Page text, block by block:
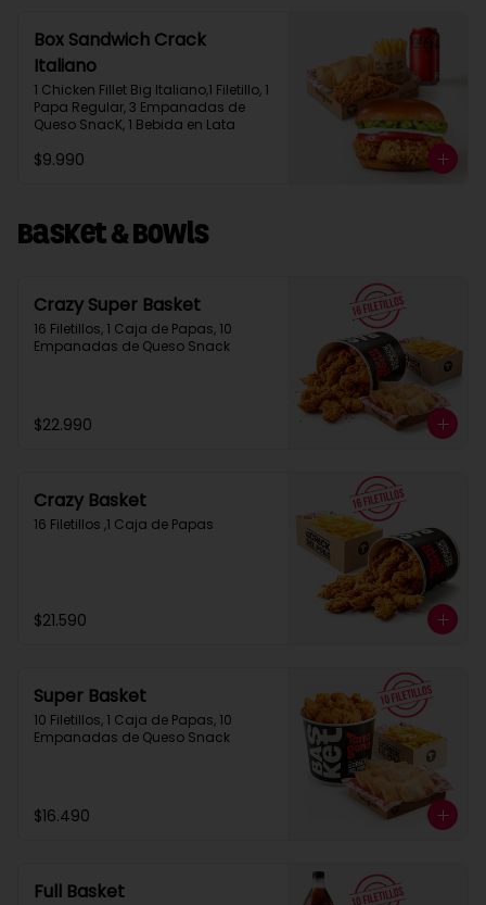
Box Sandwich Crack
Italiano
1 Chicken Fillet Big Italiano,1 Filetillo, 1
Papa Regular, 3 Empanadas de
Queso SnacK, 1 Bebida en Lata
$9.990
Basket & Bowls
Crazy Super Basket
16 Filetillos, 1 Caja de Papas, 10
Empanadas de Queso Snack
$22.990
Crazy Basket
16 Filetillos ,1 Caja de Papas
$21.590
Super Basket
10 Filetillos, 1 Caja de Papas, 10
Empanadas de Queso Snack
$16.490
Full Basket